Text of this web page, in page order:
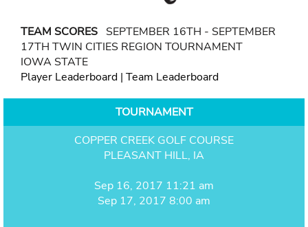
TEAM SCORES SEPTEMBER 16TH - SEPTEMBER
17TH TWIN CITIES REGION TOURNAMENT
IOWA STATE
Player Leaderboard | Team Leaderboard
TOURNAMENT
COPPER CREEK GOLF COURSE
PLEASANT HILL, IA
Sep 16, 2017 11:21 am
Sep 17, 2017 8:00 am